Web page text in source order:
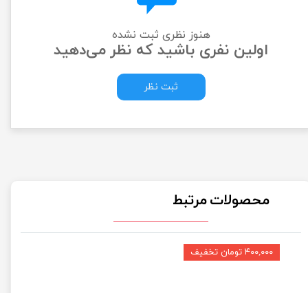
هنوز نظری ثبت نشده
اولین نفری باشید که نظر می‌دهید
ثبت نظر
محصولات مرتبط
۴۰۰,۰۰۰ تومان تخفیف